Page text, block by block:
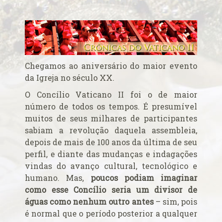
Algumas fotos do Santo Padre no Reino Unido
Altar onde será venerado João Paulo II
Ambientes que favorecem a prática da virtude
Aniversário da proclamação do dogma da Assunção da
Virgem
Aniversário do Cardeal emérito do Rio de Janeiro
Aniversário do governo do Arcebispo de Olinda e
Recife
Anjo da Guarda do Brasil
Antes do consistório, nomeados reúnem-se com o Papa
Anúncio (Kalendas) do Natal do Senhor em 2015
Aprovada beatificação de Irmã Dulce
Ara Dei Christus est!
Arautos do Evangelho e Sucumbíos
Arcebispo brasileiro é o novo Prefeito para os
Chegamos ao aniversário do maior evento
da Igreja no século XX.
O Concílio Vaticano II foi o de maior
número de todos os tempos. É presumível
muitos de seus milhares de participantes
sabiam a revolução daquela assembleia,
depois de mais de 100 anos da última de seu
perfil, e diante das mudanças e indagações
vindas do avanço cultural, tecnológico e
humano. Mas, poucos podiam imaginar
como esse Concílio seria um divisor de
águas como nenhum outro antes– sim, pois
é normal que o período posterior a qualquer